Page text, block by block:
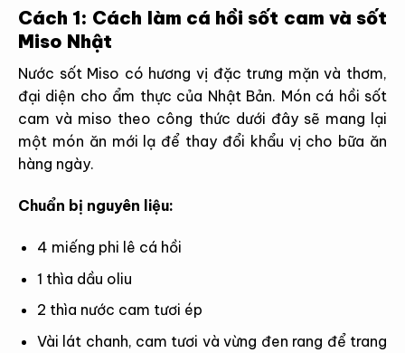
Cách 1: Cách làm cá hồi sốt cam và sốt
Miso Nhật
Nước sốt Miso có hương vị đặc trưng mặn và thơm,
đại diện cho ẩm thực của Nhật Bản. Món cá hồi sốt
cam và miso theo công thức dưới đây sẽ mang lại
một món ăn mới lạ để thay đổi khẩu vị cho bữa ăn
hàng ngày.
Chuẩn bị nguyên liệu:
4 miếng phi lê cá hồi
1 thìa dầu oliu
2 thìa nước cam tươi ép
Vài lát chanh, cam tươi và vừng đen rang để trang